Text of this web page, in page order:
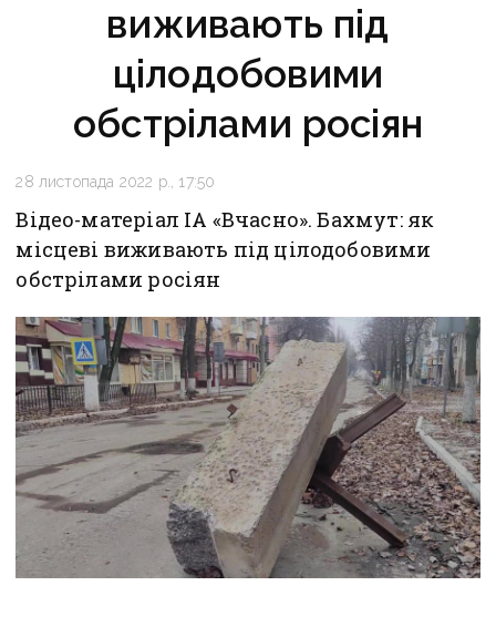
виживають під
цілодобовими
обстрілами росіян
28 листопада 2022 р., 17:50
Відео-матеріал ІА «Вчасно». Бахмут: як
місцеві виживають під цілодобовими
обстрілами росіян